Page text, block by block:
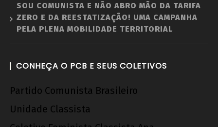
SOU COMUNISTA E NÃO ABRO MÃO DA TARIFA
ZERO E DA REESTATIZAÇÃO! UMA CAMPANHA
PELA PLENA MOBILIDADE TERRITORIAL
CONHEÇA O PCB E SEUS COLETIVOS
Partido Comunista Brasileiro
Unidade Classista